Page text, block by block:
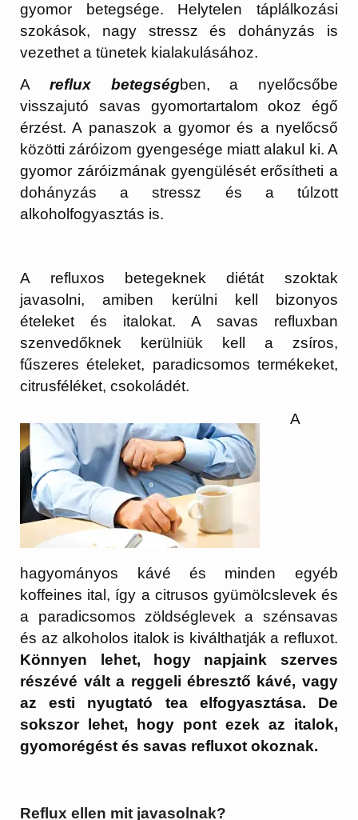
gyomor betegsége. Helytelen táplálkozási
szokások, nagy stressz és dohányzás is
vezethet a tünetek kialakulásához.
A reflux betegségben, a nyelőcsőbe
visszajutó savas gyomortartalom okoz égő
érzést. A panaszok a gyomor és a nyelőcső
közötti záróizom gyengesége miatt alakul ki. A
gyomor záróizmának gyengülését erősítheti a
dohányzás a stressz és a túlzott
alkoholfogyasztás is.
A refluxos betegeknek diétát szoktak
javasolni, amiben kerülni kell bizonyos
ételeket és italokat. A savas refluxban
szenvedőknek kerülniük kell a zsíros,
fűszeres ételeket, paradicsomos termékeket,
citrusféléket, csokoládét.
A
hagyományos kávé és minden egyéb
koffeines ital, így a citrusos gyümölcslevek és
a paradicsomos zöldséglevek a szénsavas
és az alkoholos italok is kiválthatják a refluxot.
Könnyen lehet, hogy napjaink szerves
részévé vált a reggeli ébresztő kávé, vagy
az esti nyugtató tea elfogyasztása. De
sokszor lehet, hogy pont ezek az italok,
gyomorégést és savas refluxot okoznak.
Reflux ellen mit javasolnak?